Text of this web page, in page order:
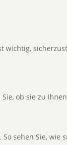
wichtig,
ob sie zu
sehen Sie, wie